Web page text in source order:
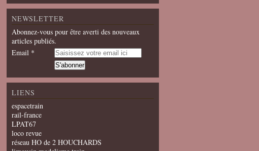
NEWSLETTER
Abonnez-vous pour être averti des nouveaux
articles publiés.
Email
LIENS
espacetrain
rail-france
LPAT67
loco revue
réseau HO de 2 HOUCHARDS